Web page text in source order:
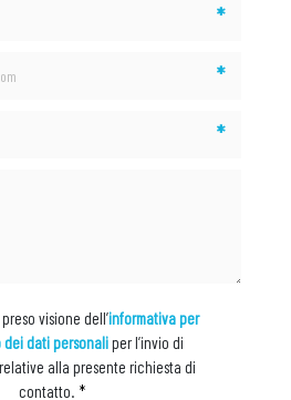
*
*
*
visione dell’informativa per
dati personaliper l’invio di
alla presente richiesta di
contatto. *